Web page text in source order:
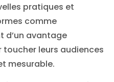
pratiques et
comme
d’un avantage
leurs audiences
mesurable.